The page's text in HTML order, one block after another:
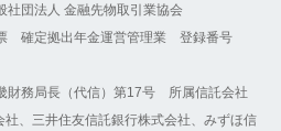
団法人 金融先物取引業協会
確定拠出年金運営管理業 登録番号
務局長（代信）第17号 所属信託会社
、三井住友信託銀行株式会社、みずほ信